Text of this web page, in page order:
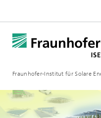
Fraunhofer-Institut für Solare